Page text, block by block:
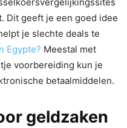
Dit geeft je een goed idee
je slechte deals te
Egypte? Meestal met
voorbereiding kun je
betaalmiddelen.
geldzaken